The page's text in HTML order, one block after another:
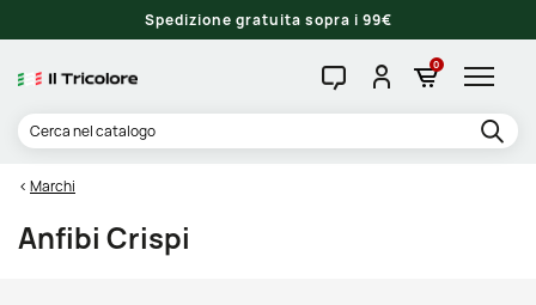
Spedizione gratuita sopra i 99€
0
Marchi
Anfibi Crispi